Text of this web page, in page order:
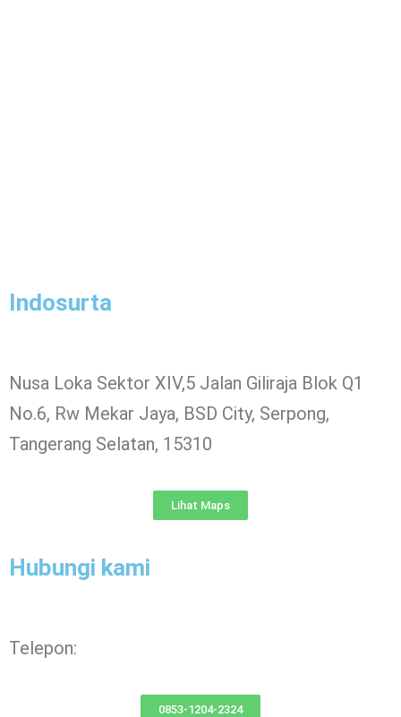
Indosurta
Nusa Loka Sektor XIV,5 Jalan Giliraja Blok Q1
No.6, Rw Mekar Jaya, BSD City, Serpong,
Tangerang Selatan, 15310
Lihat Maps
Hubungi kami
Telepon:
0853-1204-2324